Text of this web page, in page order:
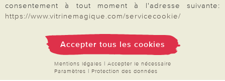
À propos de nous
Besoin d'aide?
consentement à tout moment à l'adresse suivante:
https://www.vitrinemagique.com/servicecookie/
Accepter tous les cookies
Mentions légales | Accepter le nécessaire
Paramètres | Protection des données